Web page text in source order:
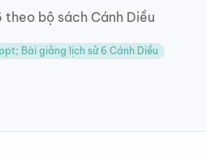
bộ sách Cánh Diều
Bài giảng lịch sử 6 Cánh Diều